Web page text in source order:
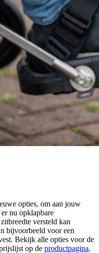
opties, om aan jouw
nu opklapbare
versteld kan
bijvoorbeeld voor een
Bekijk alle opties voor de
op de productpagina.